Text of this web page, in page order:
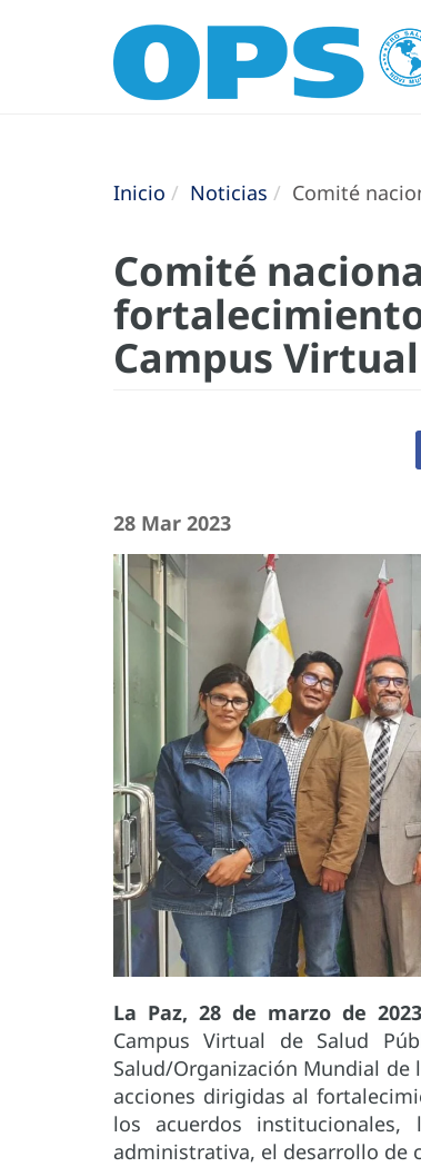
Inicio Noticias Comité
Comité
Campus Virtual
28 Mar 2023
La Paz, 28 de marzo de
Campus Virtual de Salud
Salud/Organización Mundial de
acciones dirigidas al
los acuerdos
administrativa, el desarrollo de